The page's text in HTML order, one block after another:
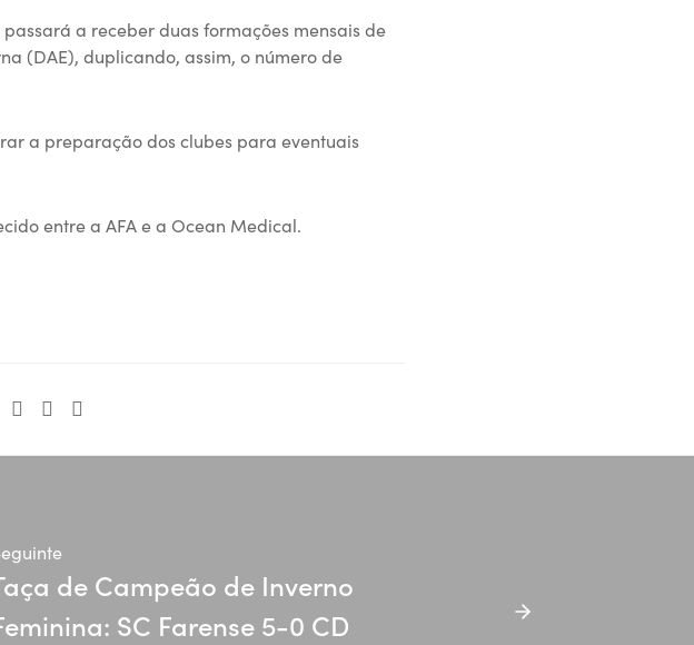
a receber duas formações mensais de
(DAE), duplicando, assim, o número de
a preparação dos clubes para eventuais
entre a AFA e a Ocean Medical.
de Campeão de Inverno
SC Farense 5-0 CD